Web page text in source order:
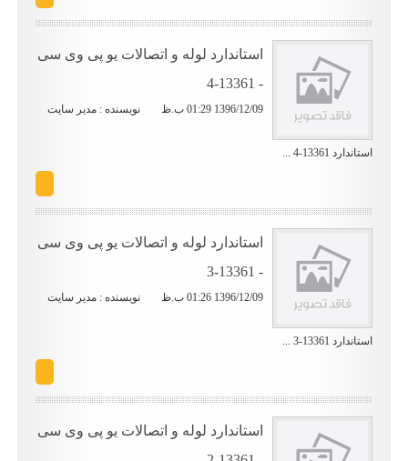
استاندارد لوله و اتصالات یو پی وی سی
1396/12/09 01:29 ب.ظ نویسنده : مدیر سایت
استاندارد 13361-4 ...
استاندارد لوله و اتصالات یو پی وی سی
1396/12/09 01:26 ب.ظ نویسنده : مدیر سایت
استاندارد 13361-3 ...
استاندارد لوله و اتصالات یو پی وی سی